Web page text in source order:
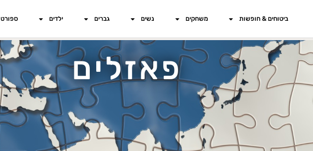
ביטוחים & חופשות משחקים נשים גברים ילדים ספורט
פאזלים